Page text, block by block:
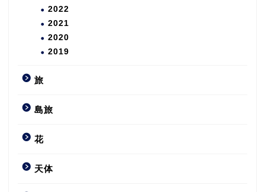
2022
2021
2020
2019
旅
島旅
花
天体